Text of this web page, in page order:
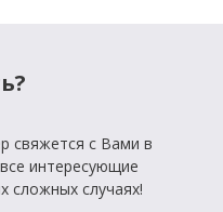
свяжется с Вами в
интересующие
случаях!